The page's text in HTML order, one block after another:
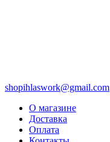
shopihlaswork@gmail.com
О магазине
Доставка
Оплата